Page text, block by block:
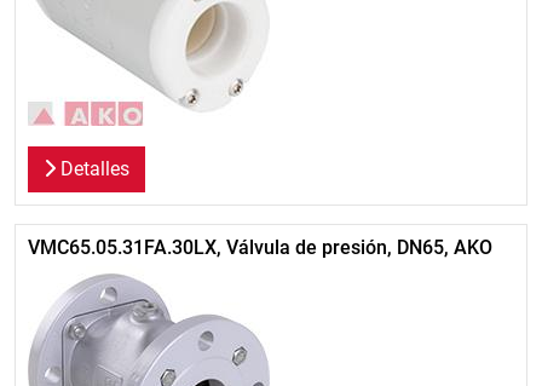
Detalles
VMC65.05.31FA.30LX, Válvula de presión, DN65, AKO